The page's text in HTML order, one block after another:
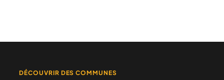
DÉCOUVRIR DES COMMUNES